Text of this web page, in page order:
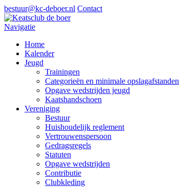
bestuur@kc-deboer.nl Contact
Navigatie
Home
Kalender
Jeugd
Trainingen
Categorieën en minimale opslagafstanden
Opgave wedstrijden jeugd
Kaatshandschoen
Vereniging
Bestuur
Huishoudelijk reglement
Vertrouwenspersoon
Gedragsregels
Statuten
Opgave wedstrijden
Contributie
Clubkleding